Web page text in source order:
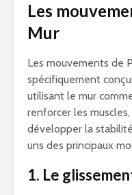
Les
Mur
Les mouvements de
spécifiquement
utilisant le mur
renforcer les
développer la
uns des principaux
1. Le